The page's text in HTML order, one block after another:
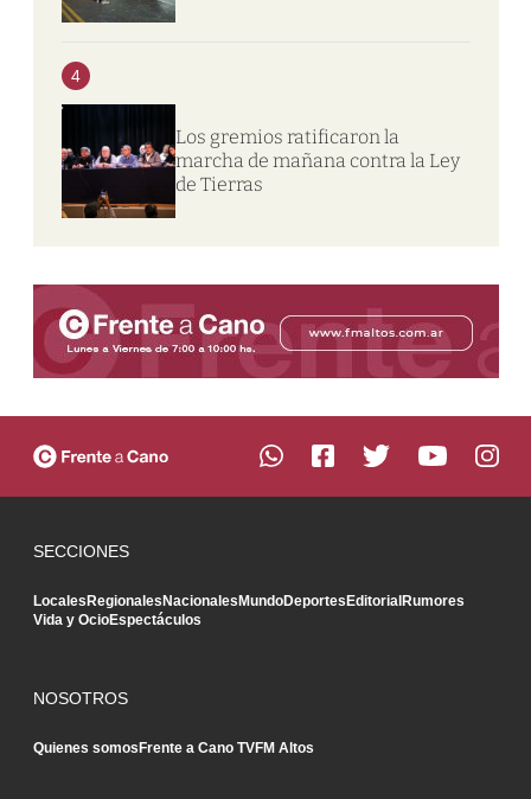
4
Los gremios ratificaron la
marcha de mañana contra la Ley
de Tierras
SECCIONES
LocalesRegionalesNacionalesMundoDeportesEditorialRumores
Vida y OcioEspectáculos
NOSOTROS
Quienes somosFrente a Cano TVFM Altos